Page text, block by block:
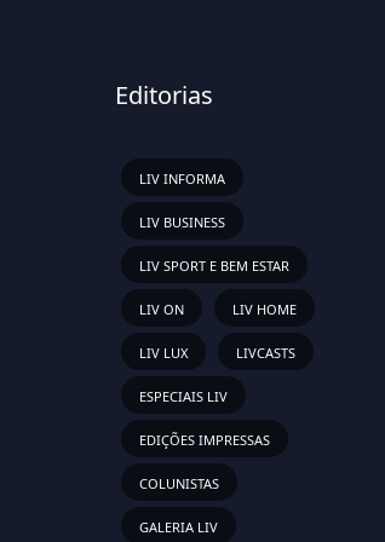
Editorias
LIV INFORMA
LIV BUSINESS
LIV SPORT E BEM ESTAR
LIV ON LIV HOME
LIV LUX LIVCASTS
ESPECIAIS LIV
EDIÇÕES IMPRESSAS
COLUNISTAS
GALERIA LIV